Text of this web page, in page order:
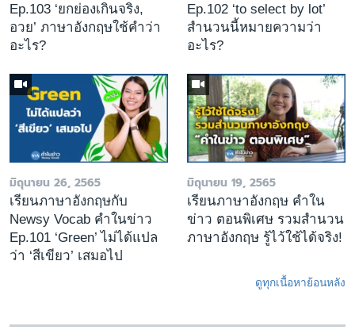
Ep.103 ‘ยกย่องเกินจริง,
อวย’ ภาษาอังกฤษใช้คำว่า
อะไร?
Ep.102 ‘to select by lot’
สำนวนนี้หมายความว่า
อะไร?
มิถุนายน 26, 2565
เรียนภาษาอังกฤษกับ
Newsy Vocab คำในข่าว
Ep.101 ‘Green’ ไม่ได้แปล
ว่า ‘สีเขียว’ เสมอไป
มิถุนายน 19, 2565
เรียนภาษาอังกฤษ คำใน
ข่าว ตอนพิเศษ รวมสำนวน
ภาษาอังกฤษ รู้ไว้ใช้ได้จริง!
ดูทุกเนื้อหาย้อนหลัง